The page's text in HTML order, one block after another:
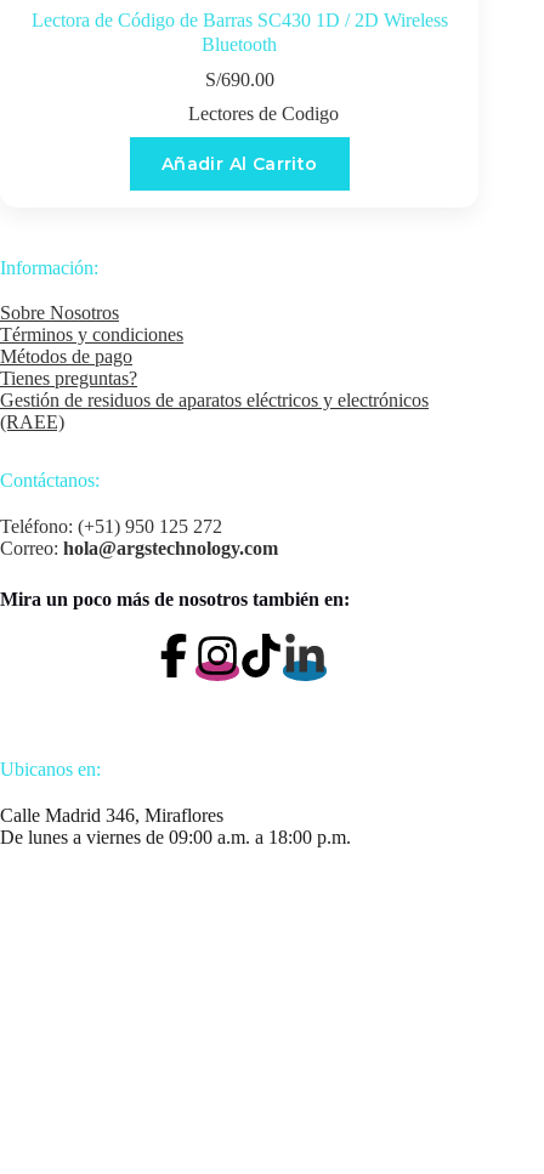
Lectora de Código de Barras SC430 1D / 2D Wireless
Bluetooth
S/690.00
Lectores de Codigo
Añadir Al Carrito
Información:
Sobre Nosotros
Términos y condiciones
Métodos de pago
Tienes preguntas?
Gestión de residuos de aparatos eléctricos y electrónicos
(RAEE)
Contáctanos:
Teléfono: (+51) 950 125 272
Correo: hola@argstechnology.com
Mira un poco más de nosotros también en:
Ubicanos en:
Calle Madrid 346, Miraflores
De lunes a viernes de 09:00 a.m. a 18:00 p.m.